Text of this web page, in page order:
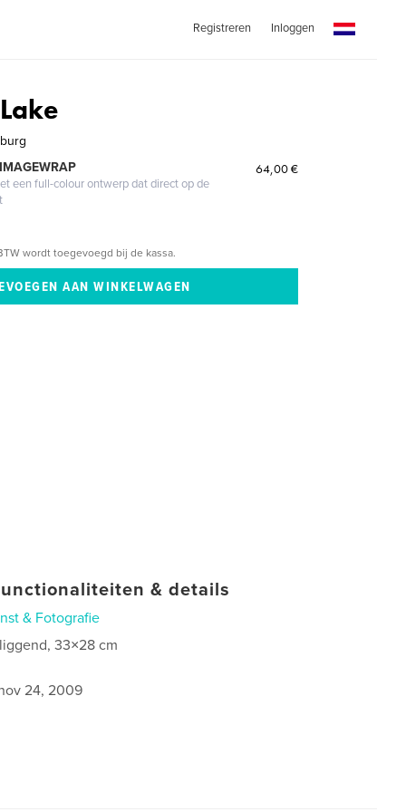
Registreren Inloggen
een full-colour ontwerp dat direct op de
64,00 €
wordt toegevoegd bij de kassa.
& details
& Fotografie
33×28 cm
24, 2009